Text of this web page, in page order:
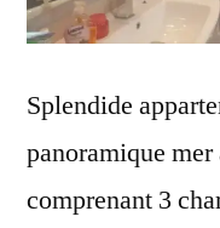
Splendide
panoramique
comprenant 3